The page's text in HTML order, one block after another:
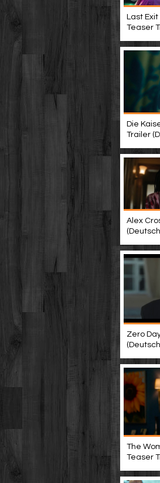
Last
Teaser
Die
Trailer
Alex
Zero
The
Teaser